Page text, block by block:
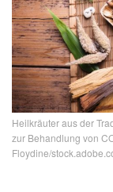
Heilkräuter aus der
zur Behandlung von
Floydine/